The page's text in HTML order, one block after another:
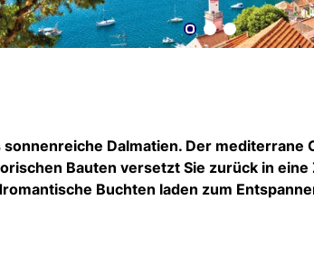
sonnenreiche Dalmatien. Der
Bauten versetzt Sie zurück in
Buchten laden zum